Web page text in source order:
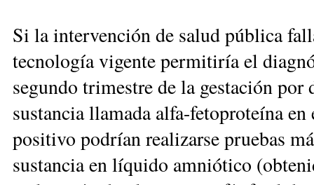
Si la intervención de salud pública
tecnología vigente permitiría el
segundo trimestre de la gestación por
sustancia llamada alfa-fetoproteína
positivo podrían realizarse pruebas
sustancia en líquido amniótico